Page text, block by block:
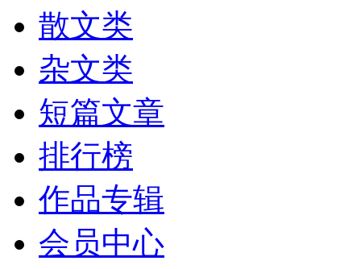
散文类
杂文类
短篇文章
排行榜
作品专辑
会员中心